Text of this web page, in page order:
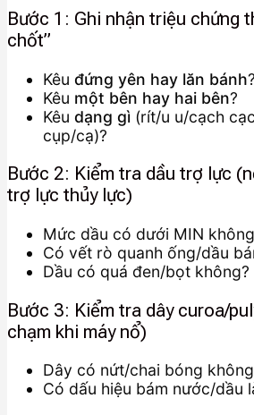
Bước 1: Ghi nhận triệu chứng
chốt”
Kêu đứng yên hay lăn bánh?
Kêu một bên hay hai bên?
Kêu dạng gì (rít/u u/cạch
cụp/cạ)?
Bước 2: Kiểm tra dầu trợ lực
trợ lực thủy lực)
Mức dầu có dưới MIN
Có vết rò quanh ống/dầu
Dầu có quá đen/bọt không?
Bước 3: Kiểm tra dây curoa/
chạm khi máy nổ)
Dây có nứt/chai bóng
Có dấu hiệu bám nước/dầu